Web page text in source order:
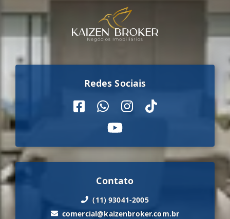
Redes Sociais
Contato
(11) 93041-2005
comercial@kaizenbroker.com.br